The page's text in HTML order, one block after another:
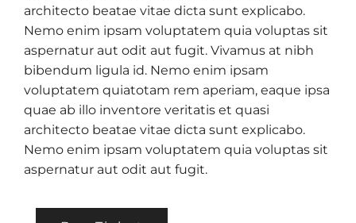
architecto beatae vitae dicta sunt explicabo.
Nemo enim ipsam voluptatem quia voluptas sit
aspernatur aut odit aut fugit. Vivamus at nibh
bibendum ligula id. Nemo enim ipsam
voluptatem quiatotam rem aperiam, eaque ipsa
quae ab illo inventore veritatis et quasi
architecto beatae vitae dicta sunt explicabo.
Nemo enim ipsam voluptatem quia voluptas sit
aspernatur aut odit aut fugit.